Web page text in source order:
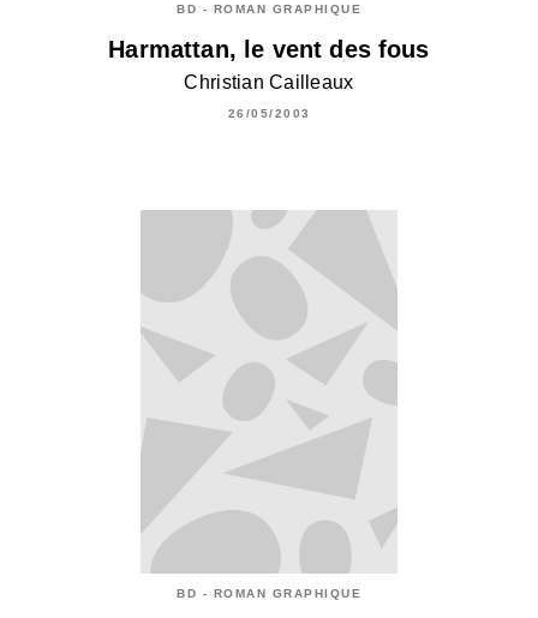
BD - ROMAN GRAPHIQUE
Harmattan, le vent des fous
Christian Cailleaux
26/05/2003
BD - ROMAN GRAPHIQUE